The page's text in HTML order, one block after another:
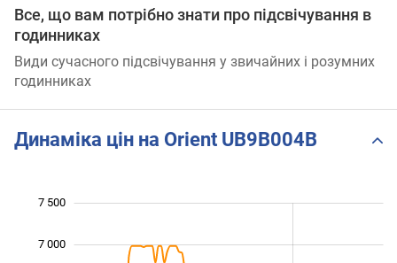
Все, що вам потрібно знати про підсвічування в
годинниках
Види сучасного підсвічування у звичайних і розумних
годинниках
Динаміка цін на Orient UB9B004B
7 000
7 500